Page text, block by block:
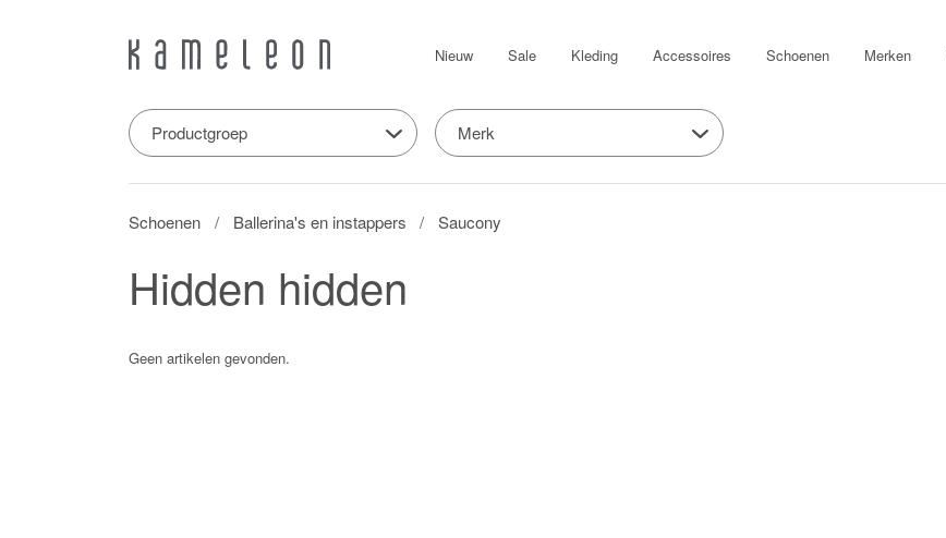
Nieuw Sale Kleding Accessoires Schoenen Merken
Productgroep Merk
Schoenen Ballerina's en instappers Saucony
Hidden hidden
Geen artikelen gevonden.